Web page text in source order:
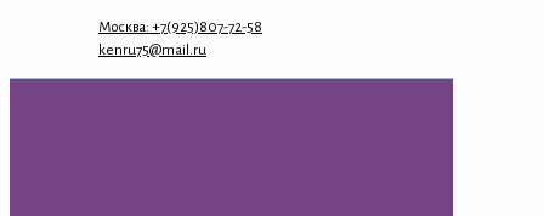
Москва: +7(925)807-72-58
kenru75@mail.ru